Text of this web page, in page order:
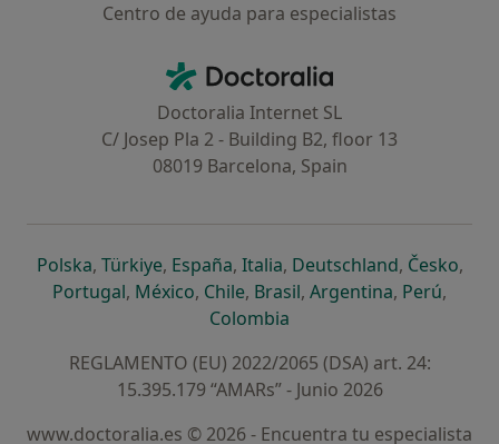
Centro de ayuda para especialistas
Doctoralia - Página de inicio
Doctoralia Internet SL
C/ Josep Pla 2 - Building B2, floor 13
08019 Barcelona, Spain
Polskase abre en una nueva pestaña
, Türkiyese abre en una nueva pestaña
, Españase abre en una nueva pestaña
, Italiase abre en una nueva
, Deutschlandse abre en
, Českose
,
Portugalse abre en una nueva pestaña
, Méxicose abre en una nueva pestaña
, Chilese abre en una nueva pestaña
, Brasilse abre en una nueva
, Argentinase abre en
, Perúse
,
Colombia
REGLAMENTO (EU) 2022/2065 (DSA) art. 24:
15.395.179 “AMARs” - Junio 2026
www.doctoralia.es © 2026 - Encuentra tu especialista